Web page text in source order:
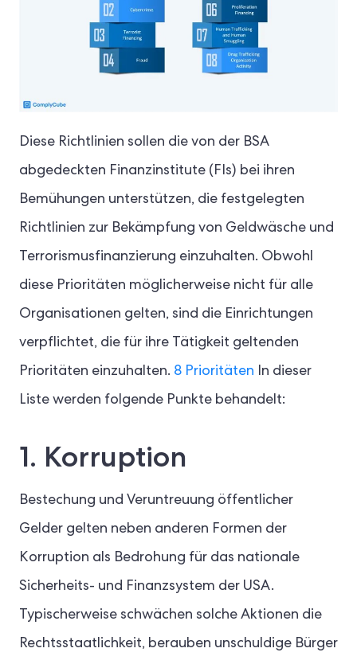
Diese Richtlinien sollen die von der BSA
abgedeckten Finanzinstitute (FIs) bei ihren
Bemühungen unterstützen, die festgelegten
Richtlinien zur Bekämpfung von Geldwäsche und
Terrorismusfinanzierung einzuhalten. Obwohl
diese Prioritäten möglicherweise nicht für alle
Organisationen gelten, sind die Einrichtungen
verpflichtet, die für ihre Tätigkeit geltenden
Prioritäten einzuhalten. 8 Prioritäten In dieser
Liste werden folgende Punkte behandelt:
1. Korruption
Bestechung und Veruntreuung öffentlicher
Gelder gelten neben anderen Formen der
Korruption als Bedrohung für das nationale
Sicherheits- und Finanzsystem der USA.
Typischerweise schwächen solche Aktionen die
Rechtsstaatlichkeit, berauben unschuldige Bürger